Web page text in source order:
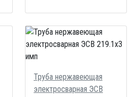
Труба нержавеющая
электросварная ЭСВ